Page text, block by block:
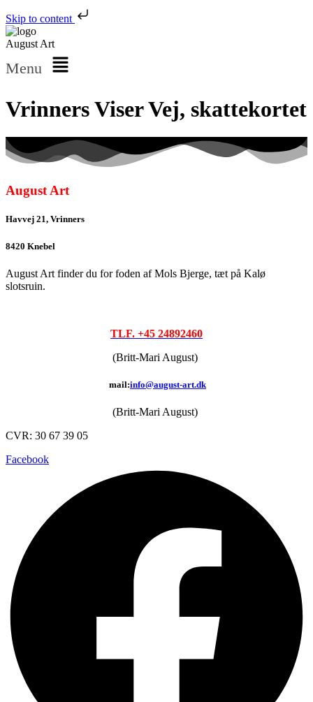
Skip to content
August Art
Menu
Vrinners Viser Vej, skattekortet
August Art
Havvej 21, Vrinners
8420 Knebel
August Art finder du for foden af Mols Bjerge, tæt på Kalø
slotsruin.
TLF. +45 24892460
(Britt-Mari August)
mail:info@august-art.dk
(Britt-Mari August)
CVR: 30 67 39 05
Facebook